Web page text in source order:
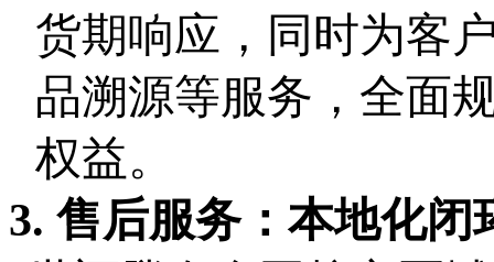
货期响应，同时为客
品溯源等服务，全面
权益。
3. 售后服务：本地化